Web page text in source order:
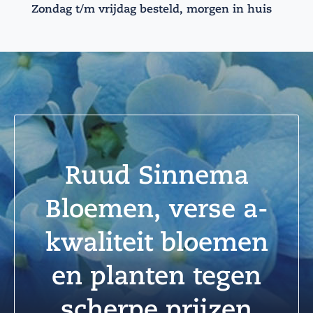
Zondag t/m vrijdag besteld, morgen in huis
Ruud Sinnema
Bloemen, verse a-
kwaliteit bloemen
en planten tegen